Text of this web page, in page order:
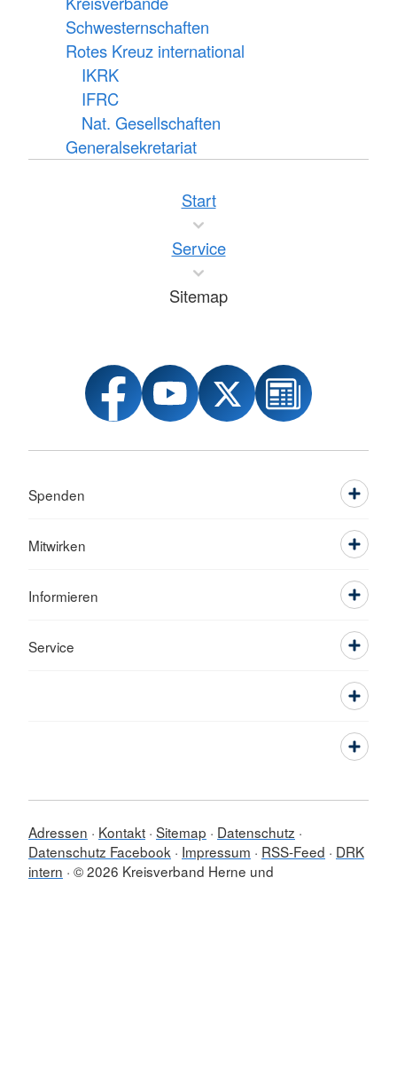
Schwesternschaften
Rotes Kreuz international
IKRK
IFRC
Nat. Gesellschaften
Generalsekretariat
Start
Service
Sitemap
Spenden
Mitwirken
Informieren
Service
Adressen Kontakt Sitemap
Datenschutz
Datenschutz Facebook
Impressum RSS-Feed
DRK
intern © 2026 Kreisverband Herne und